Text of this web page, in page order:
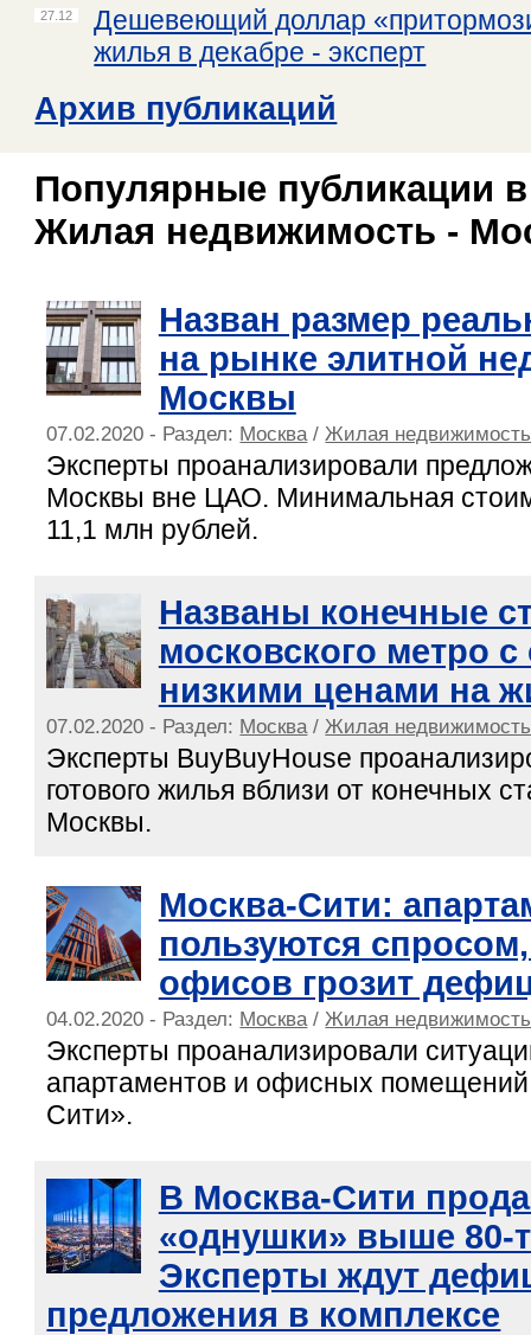
27.12
Дешевеющий доллар
жилья в декабре - эксперт
Архив публикаций
Популярные публикации
Жилая недвижимость -
Назван размер
на рынке элитной
Москвы
07.02.2020 - Раздел: Москва / Жилая недвижимость
Эксперты проанализировали
Москвы вне ЦАО. Минимальная
11,1 млн рублей.
Названы конечные
московского метро
низкими ценами на
07.02.2020 - Раздел: Москва / Жилая недвижимость
Эксперты BuyBuyHouse
готового жилья вблизи от конечных
Москвы.
Москва-Сити:
пользуются
офисов грозит
04.02.2020 - Раздел: Москва / Жилая недвижимость
Эксперты проанализировали
апартаментов и офисных
Сити».
В Москва-Сити
«однушки» выше 80-
Эксперты ждут
предложения в комплексе